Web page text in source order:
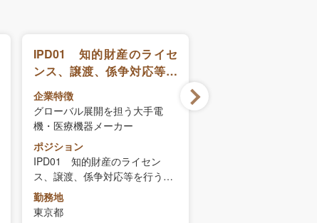
IPD01 知的財産のライセ
ンス、譲渡、係争対応等を
行う渉外担当マネージャ
ー、スタッフ
企業特徴
グローバル展開を担う大手電
機・医療機器メーカー
ポジション
IPD01 知的財産のライセン
ス、譲渡、係争対応等を行う渉
外担当マネージャー、スタッフ
勤務地
東京都